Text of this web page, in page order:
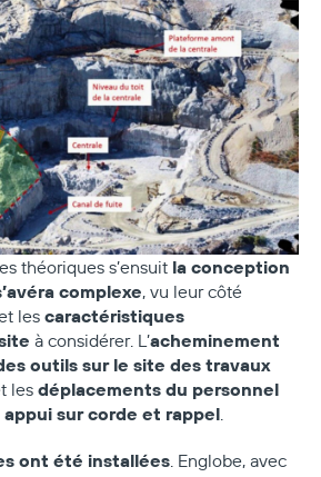
théoriques s’ensuit la conception
complexe, vu leur côté
les caractéristiques
à considérer. L’acheminement
outils sur le site des travaux
les déplacements du personnel
sur corde et rappel.
ont été installées. Englobe, avec